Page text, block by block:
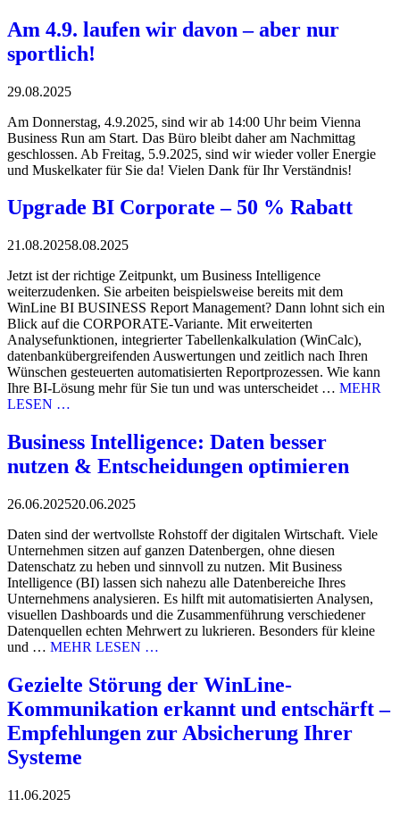
Am 4.9. laufen wir davon – aber nur
sportlich!
29.08.2025
Am Donnerstag, 4.9.2025, sind wir ab 14:00 Uhr beim Vienna
Business Run am Start. Das Büro bleibt daher am Nachmittag
geschlossen. Ab Freitag, 5.9.2025, sind wir wieder voller Energie
und Muskelkater für Sie da! Vielen Dank für Ihr Verständnis!
Upgrade BI Corporate – 50 % Rabatt
21.08.20258.08.2025
Jetzt ist der richtige Zeitpunkt, um Business Intelligence
weiterzudenken. Sie arbeiten beispielsweise bereits mit dem
WinLine BI BUSINESS Report Management? Dann lohnt sich ein
Blick auf die CORPORATE-Variante. Mit erweiterten
Analysefunktionen, integrierter Tabellenkalkulation (WinCalc),
datenbankübergreifenden Auswertungen und zeitlich nach Ihren
Wünschen gesteuerten automatisierten Reportprozessen. Wie kann
Ihre BI-Lösung mehr für Sie tun und was unterscheidet … MEHR
LESEN …
Business Intelligence: Daten besser
nutzen & Entscheidungen optimieren
26.06.202520.06.2025
Daten sind der wertvollste Rohstoff der digitalen Wirtschaft. Viele
Unternehmen sitzen auf ganzen Datenbergen, ohne diesen
Datenschatz zu heben und sinnvoll zu nutzen. Mit Business
Intelligence (BI) lassen sich nahezu alle Datenbereiche Ihres
Unternehmens analysieren. Es hilft mit automatisierten Analysen,
visuellen Dashboards und die Zusammenführung verschiedener
Datenquellen echten Mehrwert zu lukrieren. Besonders für kleine
und … MEHR LESEN …
Gezielte Störung der WinLine-
Kommunikation erkannt und entschärft –
Empfehlungen zur Absicherung Ihrer
Systeme
11.06.2025